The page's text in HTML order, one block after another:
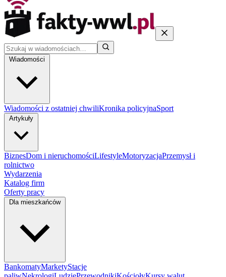
Wiadomości
Wiadomości z ostatniej chwiliKronika policyjnaSport
Artykuły
BiznesDom i nieruchomościLifestyleMotoryzacjaPrzemysł i
rolnictwo
Wydarzenia
Katalog firm
Oferty pracy
Dla mieszkańców
BankomatyMarketyStacje